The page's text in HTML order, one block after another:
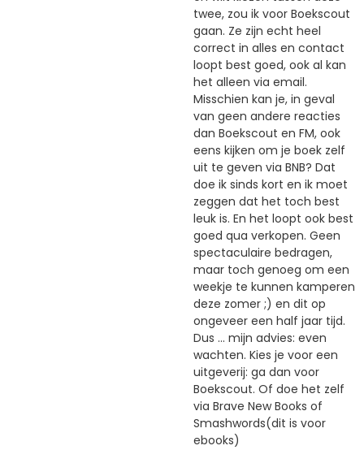
twee, zou ik voor Boekscout
gaan. Ze zijn echt heel
correct in alles en contact
loopt best goed, ook al kan
het alleen via email.
Misschien kan je, in geval
van geen andere reacties
dan Boekscout en FM, ook
eens kijken om je boek zelf
uit te geven via BNB? Dat
doe ik sinds kort en ik moet
zeggen dat het toch best
leuk is. En het loopt ook best
goed qua verkopen. Geen
spectaculaire bedragen,
maar toch genoeg om een
weekje te kunnen kamperen
deze zomer ;) en dit op
ongeveer een half jaar tijd.
Dus ... mijn advies: even
wachten. Kies je voor een
uitgeverij: ga dan voor
Boekscout. Of doe het zelf
via Brave New Books of
Smashwords(dit is voor
ebooks)